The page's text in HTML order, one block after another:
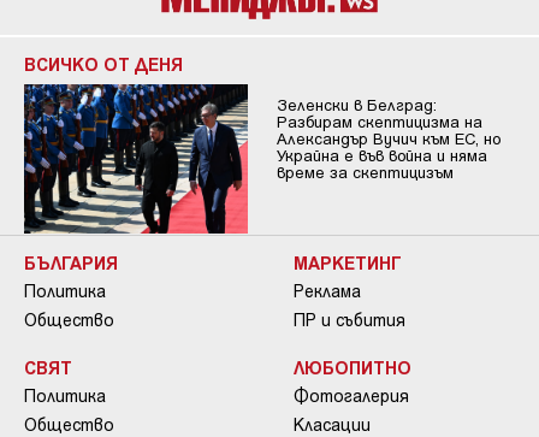
ВСИЧКО ОТ ДЕНЯ
Зеленски в Белград:
Разбирам скептицизма на
Александър Вучич към ЕС, но
Украйна е във война и няма
време за скептицизъм
БЪЛГАРИЯ
Политика
Общество
СВЯТ
Политика
Общество
МАРКЕТИНГ
Реклама
ПР и събития
ЛЮБОПИТНО
Фотогалерия
Класации